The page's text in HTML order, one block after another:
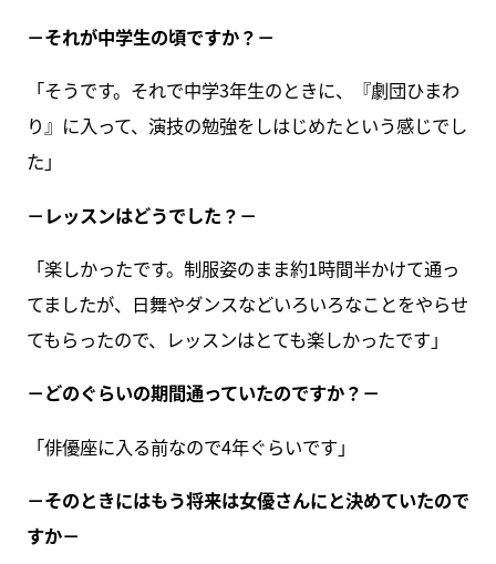
－それが中学生の頃ですか？－
「そうです。それで中学3年生のときに、『劇団ひまわ
り』に入って、演技の勉強をしはじめたという感じでし
た」
－レッスンはどうでした？－
「楽しかったです。制服姿のまま約1時間半かけて通っ
てましたが、日舞やダンスなどいろいろなことをやらせ
てもらったので、レッスンはとても楽しかったです」
－どのぐらいの期間通っていたのですか？－
「俳優座に入る前なので4年ぐらいです」
－そのときにはもう将来は女優さんにと決めていたので
すか－